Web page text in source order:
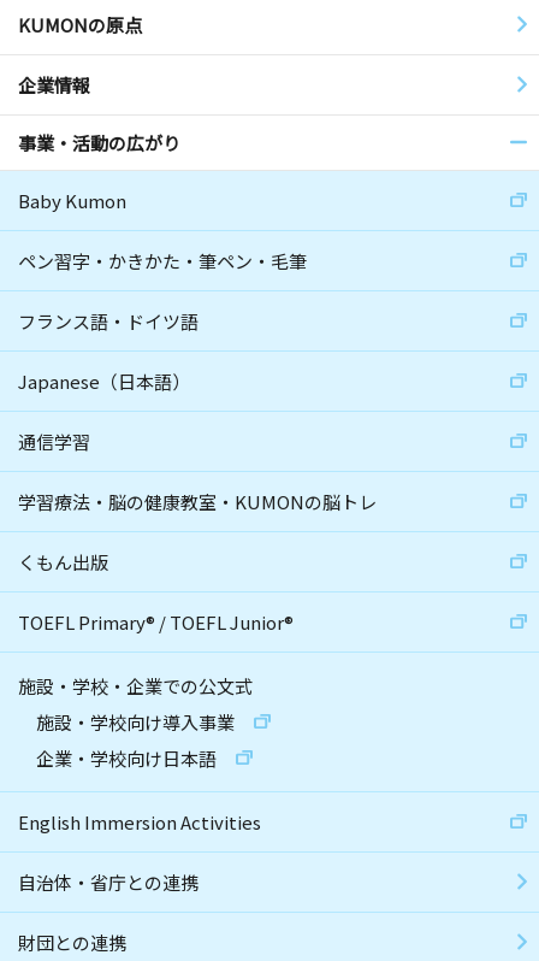
KUMONの原点
企業情報
事業・活動の広がり
Baby Kumon
ペン習字・かきかた・筆ペン・毛筆
フランス語・ドイツ語
Japanese（日本語）
通信学習
学習療法・脳の健康教室・KUMONの脳トレ
くもん出版
TOEFL Primary® /TOEFL Junior®
施設・学校・企業での公文式
施設・学校向け導入事業
企業・学校向け日本語
English Immersion Activities
自治体・省庁との連携
財団との連携